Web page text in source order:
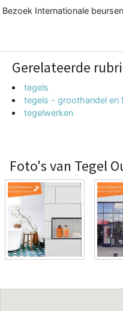
Bezoek Internationale
Gerelateerde
tegels
tegels - groothandel en
tegelwerken
Foto's van Tegel